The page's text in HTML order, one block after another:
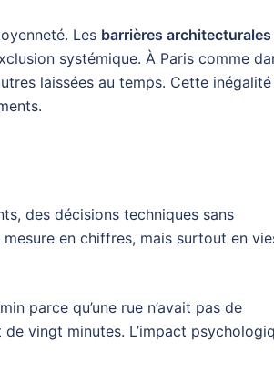
Les barrières architecturales
systémique. À Paris comme
laissées au temps. Cette inégalité
des décisions techniques sans
en chiffres, mais surtout en
parce qu’une rue n’avait pas de
vingt minutes. L’impact